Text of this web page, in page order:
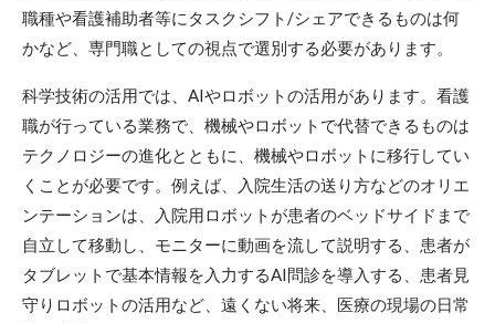
職種や看護補助者等にタスクシフト/シェアできるものは何
かなど、専門職としての視点で選別する必要があります。
科学技術の活用では、AIやロボットの活用があります。看護
職が行っている業務で、機械やロボットで代替できるものは
テクノロジーの進化とともに、機械やロボットに移行してい
くことが必要です。例えば、入院生活の送り方などのオリエ
ンテーションは、入院用ロボットが患者のベッドサイドまで
自立して移動し、モニターに動画を流して説明する、患者が
タブレットで基本情報を入力するAI問診を導入する、患者見
守りロボットの活用など、遠くない将来、医療の現場の日常